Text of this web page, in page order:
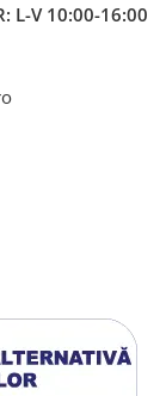
L-V 10:00-16:00